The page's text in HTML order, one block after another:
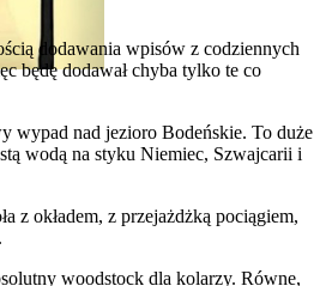
dodawania wpisów z codziennych
będę dodawał chyba tylko te co
wypad nad jezioro Bodeńskie. To duże
wodą na styku Niemiec, Szwajcarii i
z okładem, z przejażdżką pociągiem,
woodstock dla kolarzy. Równe,